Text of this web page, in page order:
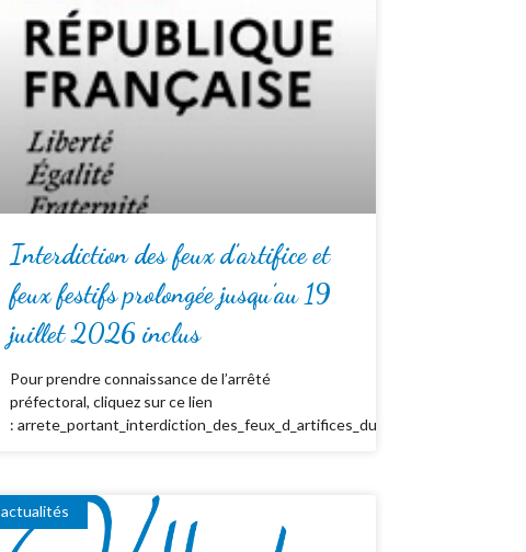
Interdiction des feux d’artifice et
feux festifs prolongée jusqu’au 19
juillet 2026 inclus
Pour prendre connaissance de l’arrêté
préfectoral, cliquez sur ce lien
: arrete_portant_interdiction_des_feux_d_artifices_du_15_au_19_juillet_2026
actualités